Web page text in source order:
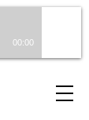
00:00